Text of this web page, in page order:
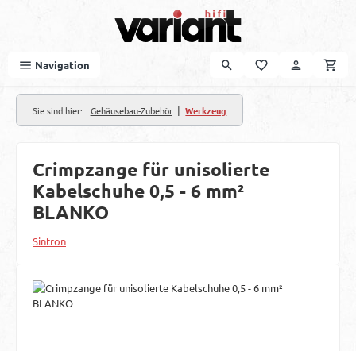
Navigation
Sie sind hier: Gehäusebau-Zubehör | Werkzeug
Crimpzange für unisolierte
Kabelschuhe 0,5 - 6 mm²
BLANKO
Sintron
Bildergalerie überspringen